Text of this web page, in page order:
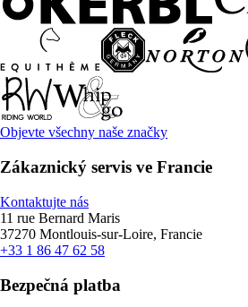
Objevte všechny naše značky
Zákaznický servis ve Francie
Kontaktujte nás
11 rue Bernard Maris
37270 Montlouis-sur-Loire, Francie
+33 1 86 47 62 58
Bezpečná platba